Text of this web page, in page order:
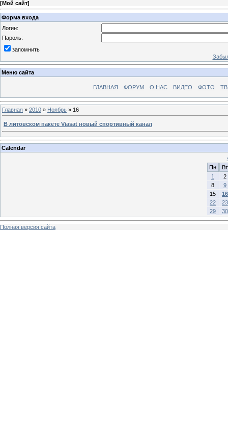
[Мой сайт]
Форма входа
Логин:
Пароль:
запомнить
Меню сайта
ГЛАВНАЯ ФОРУМ О НАС ВИДЕО ФОТО ТВ
Главная » 2010 » Ноябрь » 16
В литовском пакете Viasat новый спортивный канал
Calendar
Пн
Вт
1
2
8
9
15
16
22
23
29
30
Полная версия сайта